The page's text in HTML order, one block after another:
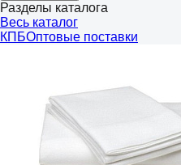
Разделы каталога
Весь каталог
КПБОптовые поставки